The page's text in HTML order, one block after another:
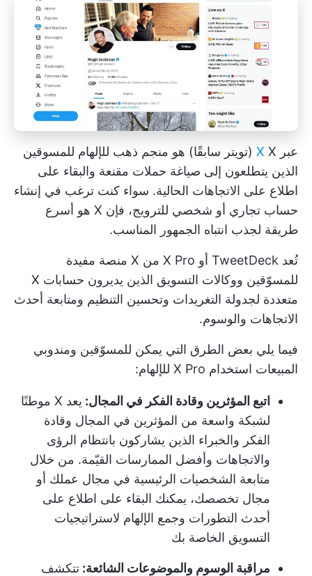
عبر X X (تويتر سابقًا) هو منجم ذهب للإلهام للمسوقين
الذين يتطلعون إلى صياغة حملات مقنعة والبقاء على
اطلاع على الاتجاهات الحالية. سواء كنت ترغب في إنشاء
حساب تجاري أو شخصي للترويج، فإن X هو أسرع
طريقة لجذب انتباه الجمهور المناسب.
تُعد TweetDeck أو X Pro من X منصة مفيدة
للمسوّقين ووكالات التسويق الذين يديرون حسابات X
متعددة لجدولة التغريدات وتحسين التنظيم ومتابعة أحدث
الاتجاهات والوسوم.
فيما يلي بعض الطرق التي يمكن للمسوّقين ومندوبي
المبيعات استخدام X Pro للإلهام:
اتبع المؤثرين وقادة الفكر في المجال:
يعد X موطنًا
لشبكة واسعة من المؤثرين في المجال وقادة
الفكر والخبراء الذين يشاركون بانتظام الرؤى
والاتجاهات وأفضل الممارسات القيّمة. من خلال
متابعة الشخصيات الرئيسية في مجال عملك أو
مجال تخصصك، يمكنك البقاء على اطلاع على
أحدث التطورات وجمع الإلهام لاستراتيجيات
التسويق الخاصة بك
مراقبة الوسوم والموضوعات الشائعة: تتكشف